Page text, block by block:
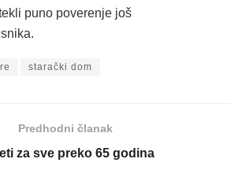
puno poverenje još
starački dom
Predhodni članak
za sve preko 65 godina